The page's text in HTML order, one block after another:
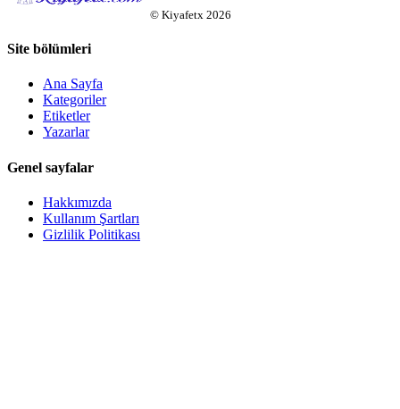
© Kiyafetx 2026
Site bölümleri
Ana Sayfa
Kategoriler
Etiketler
Yazarlar
Genel sayfalar
Hakkımızda
Kullanım Şartları
Gizlilik Politikası